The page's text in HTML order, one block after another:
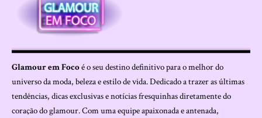
Glamour em Focoé o seu destino definitivo para o melhor do
universo da moda, beleza e estilo de vida. Dedicado a trazer as últimas
tendências, dicas exclusivas e notícias fresquinhas diretamente do
coração do glamour. Com uma equipe apaixonada e antenada,